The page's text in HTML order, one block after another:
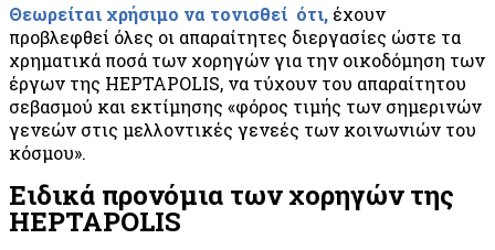
Θεωρείται χρήσιμο να τονισθεί ότι, έχουν
προβλεφθεί όλες οι απαραίτητες διεργασίες ώστε τα
χρηματικά ποσά των χορηγών για την οικοδόμηση των
έργων της HEPTAPOLIS, να τύχουν του απαραίτητου
σεβασμού και εκτίμησης «φόρος τιμής των σημερινών
γενεών στις μελλοντικές γενεές των κοινωνιών του
κόσμου».
Ειδικά προνόμια των χορηγών της
HEPTAPOLIS